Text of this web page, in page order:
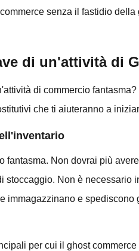
senza il fastidio
di un'attività di
di commercio
che ti aiuteranno a
fantasma. Non dovrai più
stoccaggio. Non è
immagazzinano e
per cui il ghost